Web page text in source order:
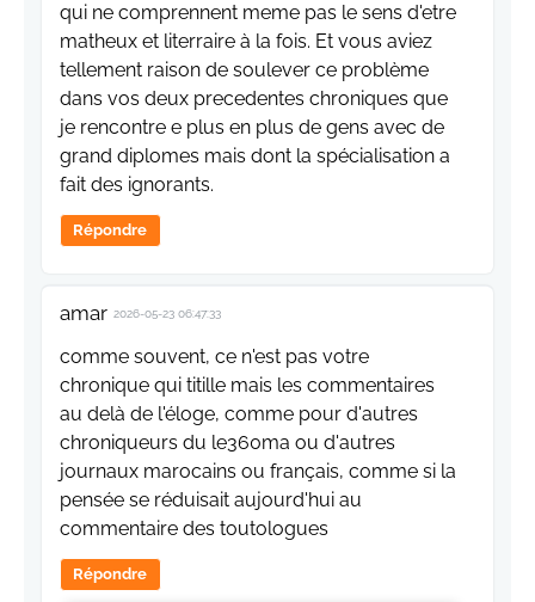
qui ne comprennent meme pas le sens d'etre
matheux et literraire à la fois. Et vous aviez
tellement raison de soulever ce problème
dans vos deux precedentes chroniques que
je rencontre e plus en plus de gens avec de
grand diplomes mais dont la spécialisation a
fait des ignorants.
Répondre
amar 2026-05-23 06:47:33
comme souvent, ce n'est pas votre
chronique qui titille mais les commentaires
au delà de l'éloge, comme pour d'autres
chroniqueurs du le360ma ou d'autres
journaux marocains ou français, comme si la
pensée se réduisait aujourd'hui au
commentaire des toutologues
Répondre